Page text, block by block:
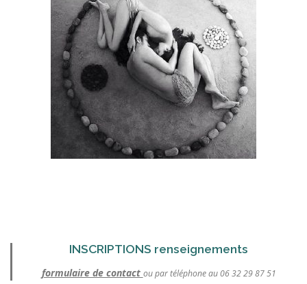
INSCRIPTIONS renseignements
formulaire de contact ou par téléphone au 06 32 29 87 51